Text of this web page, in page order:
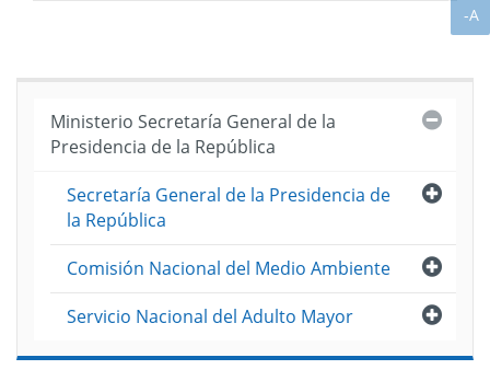
Ministerio Secretaría General de la
Presidencia de la República
Abrir
Secretaría General de la Presidencia de
la República
Abrir
Comisión Nacional del Medio Ambiente
Abrir
Servicio Nacional del Adulto Mayor
-A